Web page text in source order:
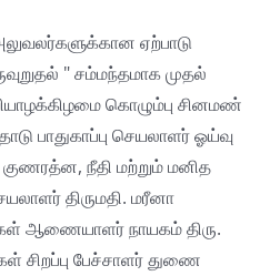
ஏற்பாடு
" சம்மந்தமாக முதல்
கொழும்பு சினமண்
பாதுகாப்பு செயலாளர் ஓய்வு
நீதி மற்றும் மனித
திருமதி. மரீனா
ஆணையாளர் நாயகம் திரு.
சிறப்பு பேச்சாளர் துணை